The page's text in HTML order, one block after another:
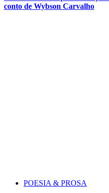
conto de Wybson Carvalho
POESIA & PROSA